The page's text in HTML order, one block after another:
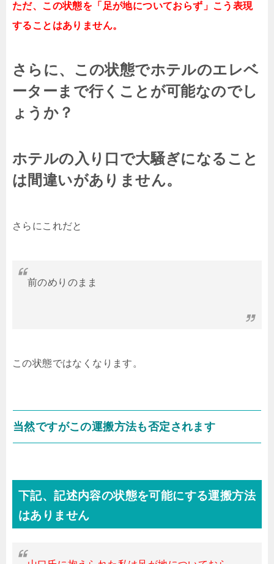
ただ、この状態を「足が地についておらず」こう表現
することはありません。
さらに、この状態でホテルのエレベ
ーターまで行くことが可能なのでし
ょうか？
ホテルの入り口で大騒ぎになること
は間違いがありません。
さらにこれだと
前のめりのまま
この状態ではなくなります。
当然ですがこの運搬方法も否定されます
下記、記述内容の状態を可能にする運搬方法
はありません